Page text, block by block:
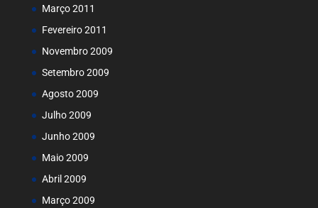
Março 2011
Fevereiro 2011
Novembro 2009
Setembro 2009
Agosto 2009
Julho 2009
Junho 2009
Maio 2009
Abril 2009
Março 2009